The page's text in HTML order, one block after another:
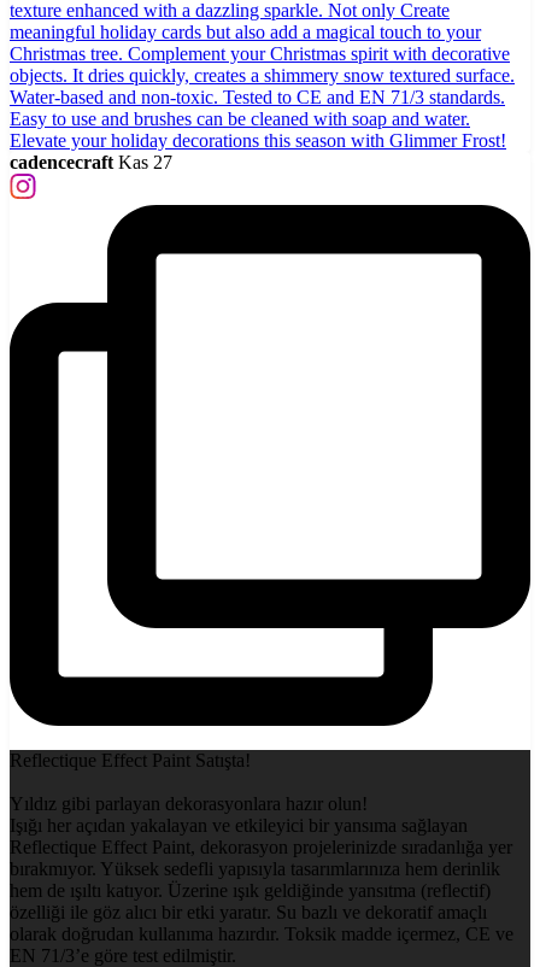
cadencecraft Kas 27
Reflectique Effect Paint Satışta!
Yıldız gibi parlayan dekorasyonlara hazır olun!
Işığı her açıdan yakalayan ve etkileyici bir yansıma sağlayan
Reflectique Effect Paint, dekorasyon projelerinizde sıradanlığa yer
bırakmıyor. Yüksek sedefli yapısıyla tasarımlarınıza hem derinlik
hem de ışıltı katıyor. Üzerine ışık geldiğinde yansıtma (reflectif)
özelliği ile göz alıcı bir etki yaratır. Su bazlı ve dekoratif amaçlı
olarak doğrudan kullanıma hazırdır. Toksik madde içermez, CE ve
EN 71/3’e göre test edilmiştir.